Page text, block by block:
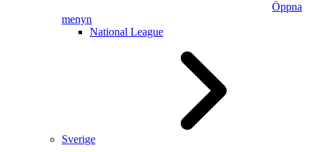
Öppna
menyn
National League
Sverige